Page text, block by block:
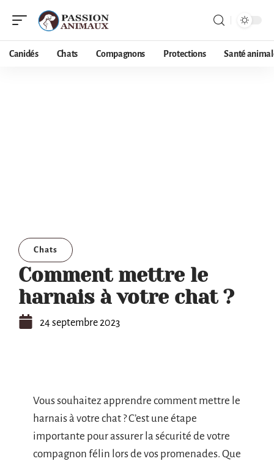
Canidés Chats Compagnons Protections Santé
Chats
Comment mettre le
harnais à votre chat ?
24 septembre 2023
Vous souhaitez apprendre comment mettre le
harnais à votre chat ? C’est une étape
importante pour assurer la sécurité de votre
compagnon félin lors de vos promenades. Que